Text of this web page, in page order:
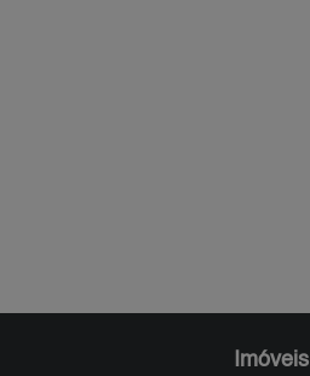
Imóveis